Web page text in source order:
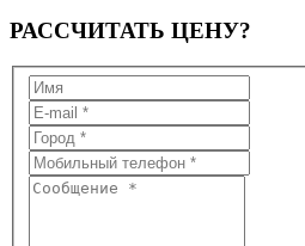
РАССЧИТАТЬ ЦЕНУ?